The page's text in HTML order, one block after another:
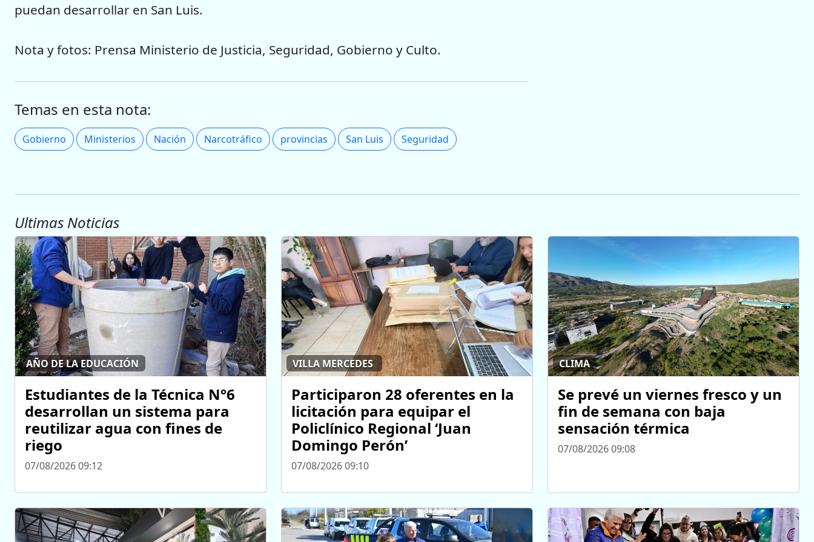
puedan desarrollar en San Luis.
Nota y fotos: Prensa Ministerio de Justicia, Seguridad, Gobierno y Culto.
Temas en esta nota:
Gobierno Ministerios Nación Narcotráfico provincias San Luis Seguridad
Ultimas Noticias
AÑO DE LA EDUCACIÓN
Estudiantes de la Técnica N°6
desarrollan un sistema para
reutilizar agua con fines de
riego
07/08/2026 09:12
VILLA MERCEDES
Participaron 28 oferentes en la
licitación para equipar el
Policlínico Regional ‘Juan
Domingo Perón’
07/08/2026 09:10
CLIMA
Se prevé un viernes fresco y un
fin de semana con baja
sensación térmica
07/08/2026 09:08